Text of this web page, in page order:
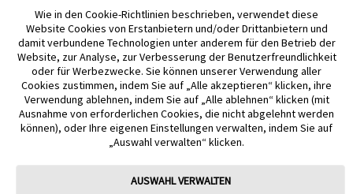
Impressum Nutzungsbedingungen
Datenschutzerklärung
Cookie Richtlinie
Barrierefreiheitserklärung
Mitteilung zur Datenverordnung
Cookie-Präferenzen
Copyright © 2026 Abbott. Alle Rechte vorbehalten. Libre, das
Schmetterlingslogo, die Form und das Erscheinungsbild des Sensors, die
Wie in den Cookie-Richtlinien beschrieben, verwendet diese
Website Cookies von Erstanbietern und/oder Drittanbietern und
damit verbundene Technologien unter anderem für den Betrieb der
Website, zur Analyse, zur Verbesserung der Benutzerfreundlichkeit
oder für Werbezwecke. Sie können unserer Verwendung aller
Cookies zustimmen, indem Sie auf „Alle akzeptieren“ klicken, ihre
Verwendung ablehnen, indem Sie auf „Alle ablehnen“ klicken (mit
Ausnahme von erforderlichen Cookies, die nicht abgelehnt werden
können), oder Ihre eigenen Einstellungen verwalten, indem Sie auf
„Auswahl verwalten“ klicken.
AUSWAHL VERWALTEN